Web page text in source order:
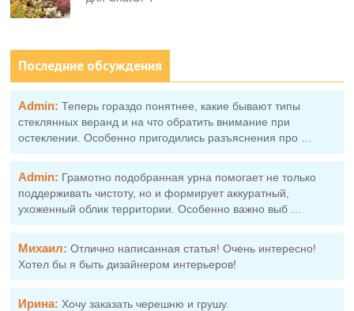
Последние обсуждения
Admin: Теперь гораздо понятнее, какие бывают типы
стеклянных веранд и на что обратить внимание при
остеклении. Особенно пригодились разъяснения про …
Admin: Грамотно подобранная урна помогает не только
поддерживать чистоту, но и формирует аккуратный,
ухоженный облик территории. Особенно важно выб …
Михаил: Отлично написанная статья! Очень интересно!
Хотел бы я быть дизайнером интерьеров!
Ирина: Хочу заказать черешню и грушу.